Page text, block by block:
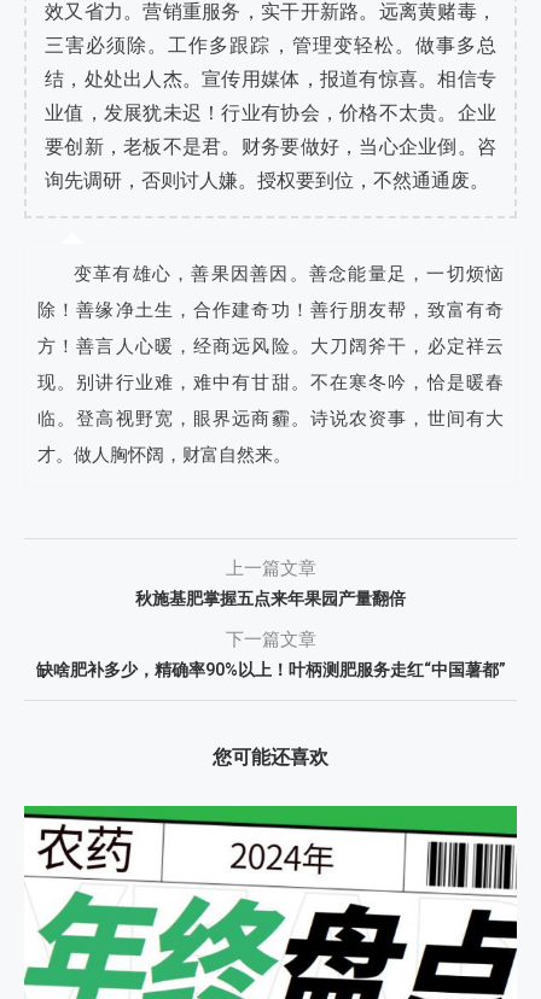
效又省力。营销重服务，实干开新路。远离黄赌毒，
三害必须除。工作多跟踪，管理变轻松。做事多总
结，处处出人杰。宣传用媒体，报道有惊喜。相信专
业值，发展犹未迟！行业有协会，价格不太贵。企业
要创新，老板不是君。财务要做好，当心企业倒。咨
询先调研，否则讨人嫌。授权要到位，不然通通废。
变革有雄心，善果因善因。善念能量足，一切烦恼
除！善缘净土生，合作建奇功！善行朋友帮，致富有奇
方！善言人心暖，经商远风险。大刀阔斧干，必定祥云
现。别讲行业难，难中有甘甜。不在寒冬吟，恰是暖春
临。登高视野宽，眼界远商霾。诗说农资事，世间有大
才。做人胸怀阔，财富自然来。
上一篇文章
秋施基肥掌握五点来年果园产量翻倍
下一篇文章
缺啥肥补多少，精确率90%以上！叶柄测肥服务走红“中国薯都”
您可能还喜欢